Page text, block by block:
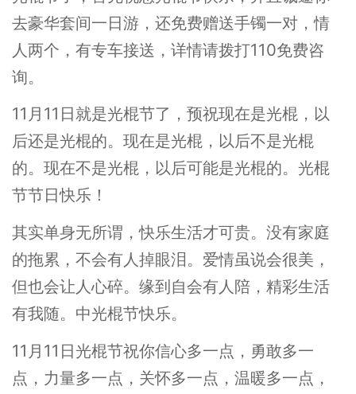
去豪华套间一日游，还免费赠送手镯一对，情
人两个，有专车接送，详情请拨打110免费咨
询。
11月11日就是光棍节了，预祝现在是光棍，以
后还是光棍的。现在是光棍，以后不是光棍
的。现在不是光棍，以后可能是光棍的。光棍
节节日快乐！
其实单身无所谓，快乐生活才可贵。没有家庭
的拖累，不会有人掉眼泪。爱情虽说会很美，
但也会让人心碎。缘到自会有人陪，精彩生活
有我随。中光棍节快乐。
11月11日光棍节祝你信心多一点，勇敢多一
点，力量多一点，关怀多一点，温暖多一点，